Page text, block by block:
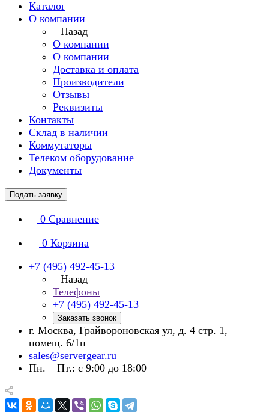
Каталог
О компании
Назад
О компании
О компании
Доставка и оплата
Производители
Отзывы
Реквизиты
Контакты
Склад в наличии
Коммутаторы
Телеком оборудование
Документы
Подать заявку
0 Сравнение
0 Корзина
+7 (495) 492-45-13
Назад
Телефоны
+7 (495) 492-45-13
Заказать звонок
г. Москва, Грайвороновская ул, д. 4 стр. 1,
помещ. 6/1п
sales@servergear.ru
Пн. – Пт.: с 9:00 до 18:00